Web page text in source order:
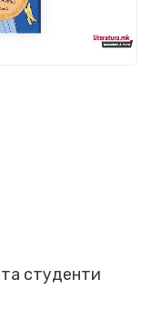
студенти